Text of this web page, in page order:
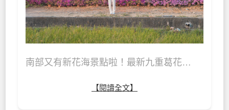
南部又有新花海景點啦！最新九重葛花…
【閱讀全文】